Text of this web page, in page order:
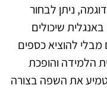
ניתן לבחור
שיכולים
להוציא כספים
הלמידה והופכת
את השפה בצורה